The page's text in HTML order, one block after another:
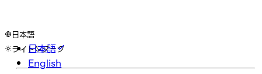
日本語
日本語
English
ライト ダーク